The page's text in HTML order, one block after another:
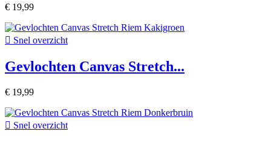
€ 19,99
 Snel overzicht
Gevlochten Canvas Stretch...
€ 19,99
 Snel overzicht